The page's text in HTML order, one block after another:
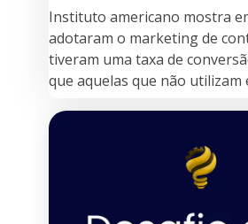
Instituto americano mostra
adotaram o marketing de
tiveram uma taxa de
que aquelas que não utilizam